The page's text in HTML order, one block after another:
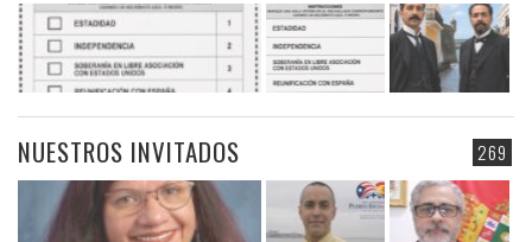
269
NUESTROS INVITADOS